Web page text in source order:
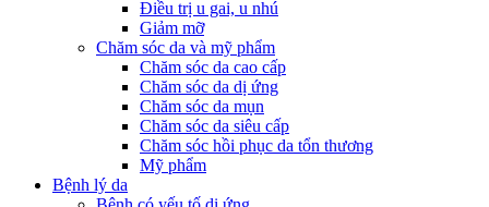
Điều trị u gai, u nhú
Giảm mỡ
Chăm sóc da và mỹ phẩm
Chăm sóc da cao cấp
Chăm sóc da dị ứng
Chăm sóc da mụn
Chăm sóc da siêu cấp
Chăm sóc hồi phục da tổn thương
Mỹ phẩm
Bệnh lý da